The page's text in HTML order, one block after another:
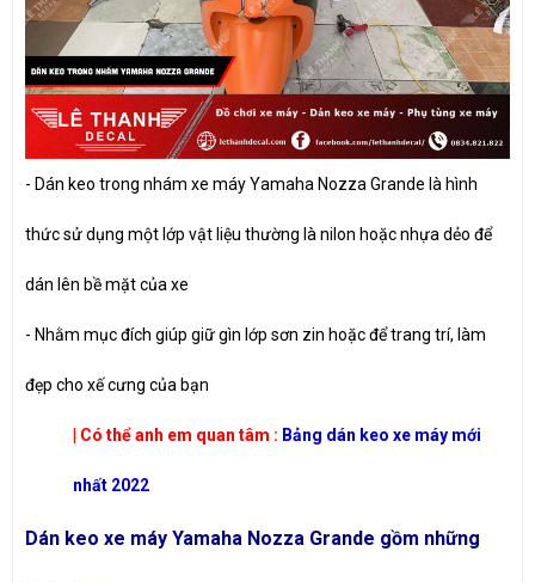
- Dán keo trong nhám xe máy Yamaha Nozza Grande là hình
thức sử dụng một lớp vật liệu thường là nilon hoặc nhựa dẻo để
dán lên bề mặt của xe
- Nhằm mục đích giúp giữ gìn lớp sơn zin hoặc để trang trí, làm
đẹp cho xế cưng của bạn
| Có thể anh em quan tâm : Bảng dán keo xe máy mới
nhất 2022
Dán keo xe máy Yamaha Nozza Grande gồm những